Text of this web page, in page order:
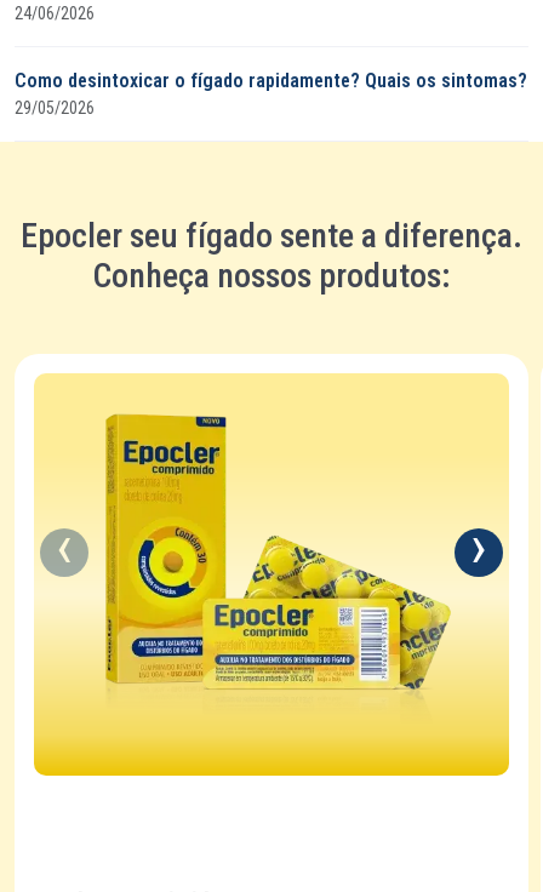
24/06/2026
Como desintoxicar o fígado rapidamente? Quais os sintomas?
29/05/2026
Epocler seu fígado sente a diferença.
Conheça nossos produtos: